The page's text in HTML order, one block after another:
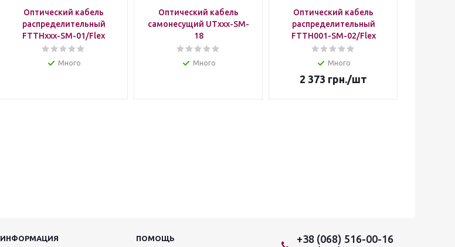
Оптический кабель
распределительный
FTTHxxx-SM-01/Flex
Много
Оптический кабель
самонесущий UTxxx-SM-
18
Много
Оптический кабель
распределительный
FTTH001-SM-02/Flex
Много
2 373 грн./шт
ИНФОРМАЦИЯ ПОМОЩЬ
+38 (068) 516-00-16